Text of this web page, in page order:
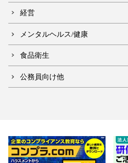
経営
メンタルヘルス/健康
食品衛生
公務員向け他